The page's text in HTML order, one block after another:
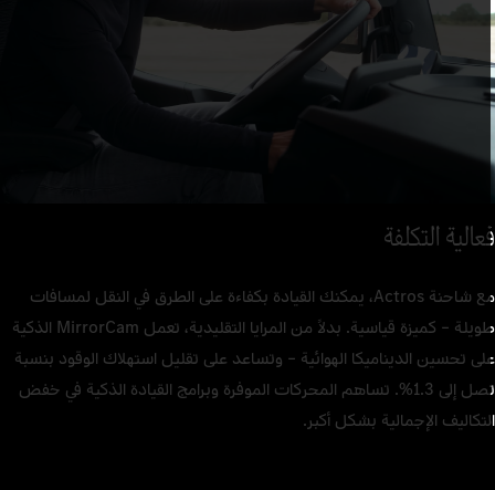
خطوات فقط وستكون جاهزًا: الركوب والجلوس وبدء القيادة. تنظم
جميع الوظائف ذات الصلة بوضوح على شاشة كبيرة.
التكلفة
مع شاحنة Actros، يمكنك القيادة بكفاءة على الطرق في النقل لمسافات
طويلة – كميزة قياسية. بدلاً من المرايا التقليدية، تعمل MirrorCam الذكية
تحسين الديناميكا الهوائية – وتساعد على تقليل استهلاك الوقود بنسبة
تصل إلى 1.3%. تساهم المحركات الموفرة وبرامج القيادة الذكية في خفض
الإجمالية بشكل أكبر.